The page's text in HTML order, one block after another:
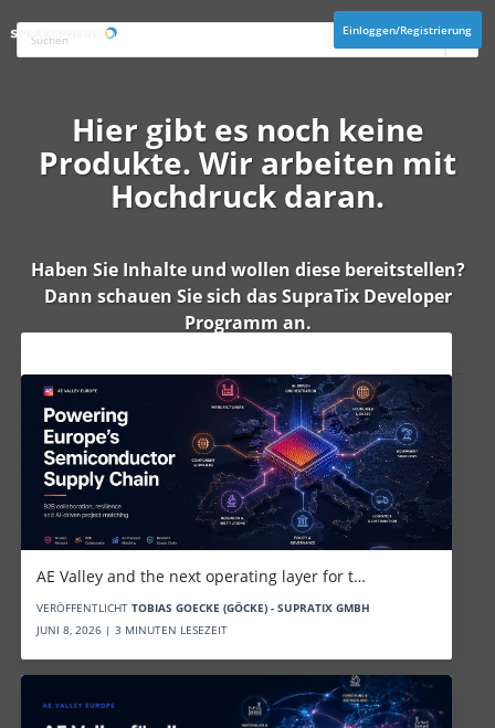
Einloggen/Registrierung
Hier gibt es noch keine
Produkte. Wir arbeiten mit
Hochdruck daran.
Haben Sie Inhalte und wollen diese bereitstellen?
Dann schauen Sie sich dasSupraTix Developer
Programm an.
AE Valley and the next operating layer for t…
VERÖFFENTLICHT TOBIAS GOECKE (GÖCKE) - SUPRATIX GMBH
JUNI 8, 2026 | 3 MINUTEN LESEZEIT